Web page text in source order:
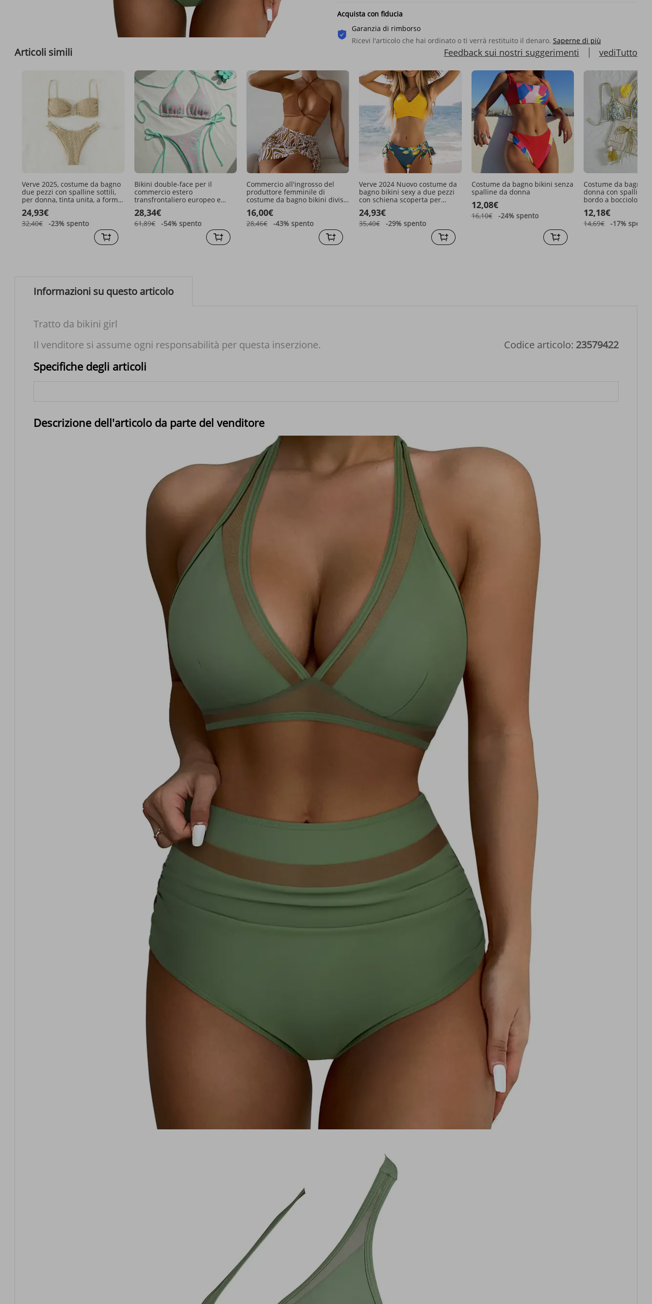
Vista completa
Acquista con fiducia
Garanzia di rimborso
Ricevi l'articolo che hai ordinato o ti verrà restituito il denaro. Saperne di più
Articoli simili Feedback sui nostri suggerimenti vediTutto
Verve 2025, costume da bagno
due pezzi con spalline sottili,
per donna, tinta unita, a forma
24,93€
32,40€ -23% spento
Bikini double-face per il
commercio estero
transfrontaliero europeo e
bagno con lacci in tessuto
speciale, da donna
28,34€
61,89€ -54% spento
Commercio all'ingrosso del
produttore femminile di
costume da bagno bikini diviso
16,00€
28,46€ -43% spento
Verve 2024 Nuovo costume da
bagno bikini sexy a due pezzi
con schiena scoperta per
24,93€
35,40€ -29% spento
Costume da bagno bikini senza
spalline da donna
12,08€
16,10€ -24% spento
Costume da bagno
donna con spalline
bordo a bocciolo di
2025
12,18€
14,69€ -17% spento
Informazioni su questo articolo
Tratto da bikini girl
Il venditore si assume ogni responsabilità per questa inserzione.
Codice articolo: 23579422
Specifiche degli articoli
Descrizione dell'articolo da parte del venditore